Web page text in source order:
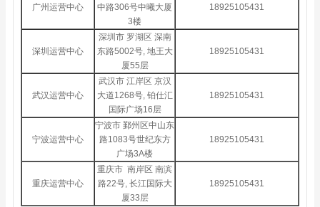
广州运营中心
中路306号中曦大厦
3楼
18925105431
深圳运营中心
深圳市 罗湖区 深南
东路5002号, 地王大
厦55层
18925105431
武汉运营中心
武汉市 江岸区 京汉
大道1268号, 铂仕汇
国际广场16层
18925105431
宁波运营中心
宁波市 鄞州区中山东
路1083号世纪东方
广场3A楼
18925105431
重庆运营中心
重庆市 南岸区 南滨
路22号, 长江国际大
厦33层
18925105431